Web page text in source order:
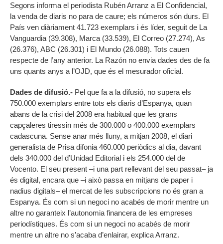
Segons informa el periodista Rubén Arranz a El Confidencial,
la venda de diaris no para de caure; els números són durs. El
País ven diàriament 41.723 exemplars i és líder, seguit de La
Vanguardia (39.308), Marca (33.539), El Correo (27.274), As
(26.376), ABC (26.301) i El Mundo (26.088). Tots cauen
respecte de l’any anterior. La Razón no envia dades des de fa
uns quants anys a l’OJD, que és el mesurador oficial.
Dades de difusió.- Pel que fa a la difusió, no supera els
750.000 exemplars entre tots els diaris d’Espanya, quan
abans de la crisi del 2008 era habitual que les grans
capçaleres tiressin més de 300.000 o 400.000 exemplars
cadascuna. Sense anar més lluny, a mitjan 2008, el diari
generalista de Prisa difonia 460.000 periòdics al dia, davant
dels 340.000 del d’Unidad Editorial i els 254.000 del de
Vocento. El seu present –i una part rellevant del seu passat– ja
és digital, encara que –i això passa en mitjans de paper i
nadius digitals– el mercat de les subscripcions no és gran a
Espanya. És com si un negoci no acabés de morir mentre un
altre no garanteix l’autonomia financera de les empreses
periodístiques. És com si un negoci no acabés de morir
mentre un altre no s’acaba d’enlairar, explica Arranz.